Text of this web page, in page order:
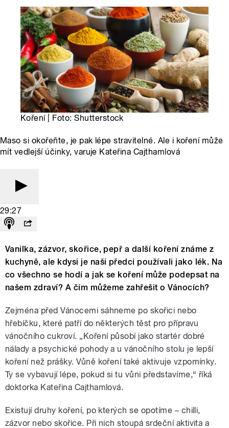
Koření | Foto: Shutterstock
Maso si okořeňte, je pak lépe stravitelné. Ale i koření může
mít vedlejší účinky, varuje Kateřina Cajthamlová
29:27
Vanilka, zázvor, skořice, pepř a další koření známe z
kuchyně, ale kdysi je naši předci používali jako lék. Na
co všechno se hodí a jak se koření může podepsat na
našem zdraví? A čím můžeme zahřešit o Vánocích?
Zejména před Vánocemi sáhneme po skořici nebo
hřebíčku, které patří do některých těst pro přípravu
vánočního cukroví. „Koření působí jako startér dobré
nálady a psychické pohody a u vánočního stolu je lepší
koření než prášky. Vůně koření také aktivuje vzpomínky.
Ty se vybavují lépe, pokud si tu vůni představíme,“ říká
doktorka Kateřina Cajthamlová.
Existují druhy koření, po kterých se opotíme – chilli,
zázvor nebo skořice. Při nich stoupá srdeční aktivita a